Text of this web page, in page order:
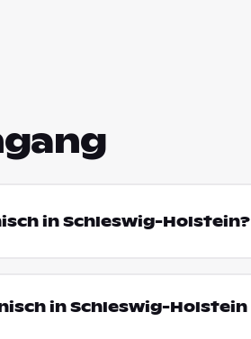
in Schleswig-Holstein?
in Schleswig-Holstein